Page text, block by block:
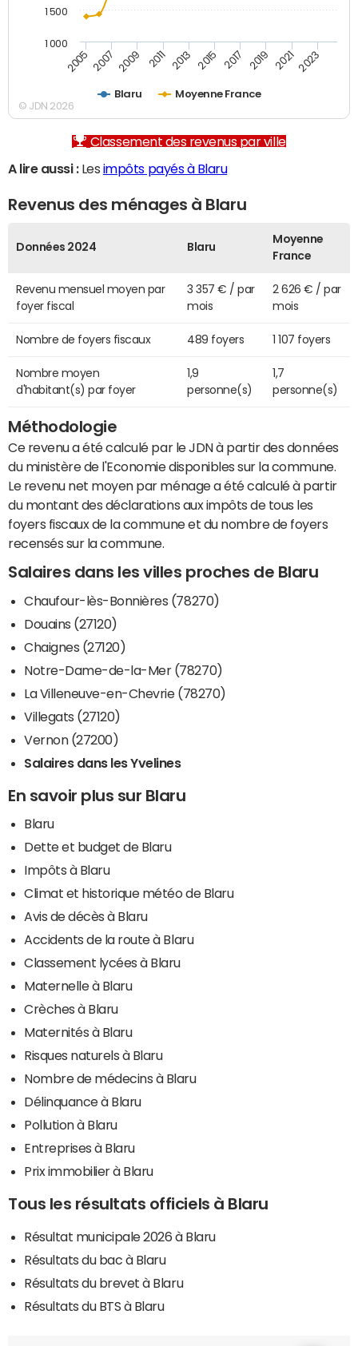
Blaru Moyenne France
2005 2007 2009 2011 2013 2015 2017 2019 2021 2023
1 000
1 500
© JDN 2026
Classement des revenus par ville
A lire aussi :Les impôts payés à Blaru
Revenus des ménages à Blaru
Données 2024 Blaru
Moyenne
France
Revenu mensuel moyen par
foyer fiscal
3 357 € / par
mois
2 626 € / par
mois
Nombre de foyers fiscaux 489 foyers 1 107 foyers
Nombre moyen
d'habitant(s) par foyer
1,9
personne(s)
1,7
personne(s)
Méthodologie
Ce revenu a été calculé par le JDN à partir des données
du ministère de l'Economie disponibles sur la commune.
Le revenu net moyen par ménage a été calculé à partir
du montant des déclarations aux impôts de tous les
foyers fiscaux de la commune et du nombre de foyers
recensés sur la commune.
Salaires dans les villes proches de Blaru
Chaufour-lès-Bonnières (78270)
Douains (27120)
Chaignes (27120)
Notre-Dame-de-la-Mer (78270)
La Villeneuve-en-Chevrie (78270)
Villegats (27120)
Vernon (27200)
Salaires dans les Yvelines
En savoir plus sur Blaru
Blaru
Dette et budget de Blaru
Impôts à Blaru
Climat et historique météo de Blaru
Avis de décès à Blaru
Accidents de la route à Blaru
Classement lycées à Blaru
Maternelle à Blaru
Crèches à Blaru
Maternités à Blaru
Risques naturels à Blaru
Nombre de médecins à Blaru
Délinquance à Blaru
Pollution à Blaru
Entreprises à Blaru
Prix immobilier à Blaru
Tous les résultats officiels à Blaru
Résultat municipale 2026 à Blaru
Résultats du bac à Blaru
Résultats du brevet à Blaru
Résultats du BTS à Blaru